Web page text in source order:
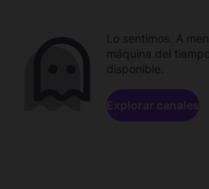
Lo sentimos. A
máquina del
disponible.
Explorar canales